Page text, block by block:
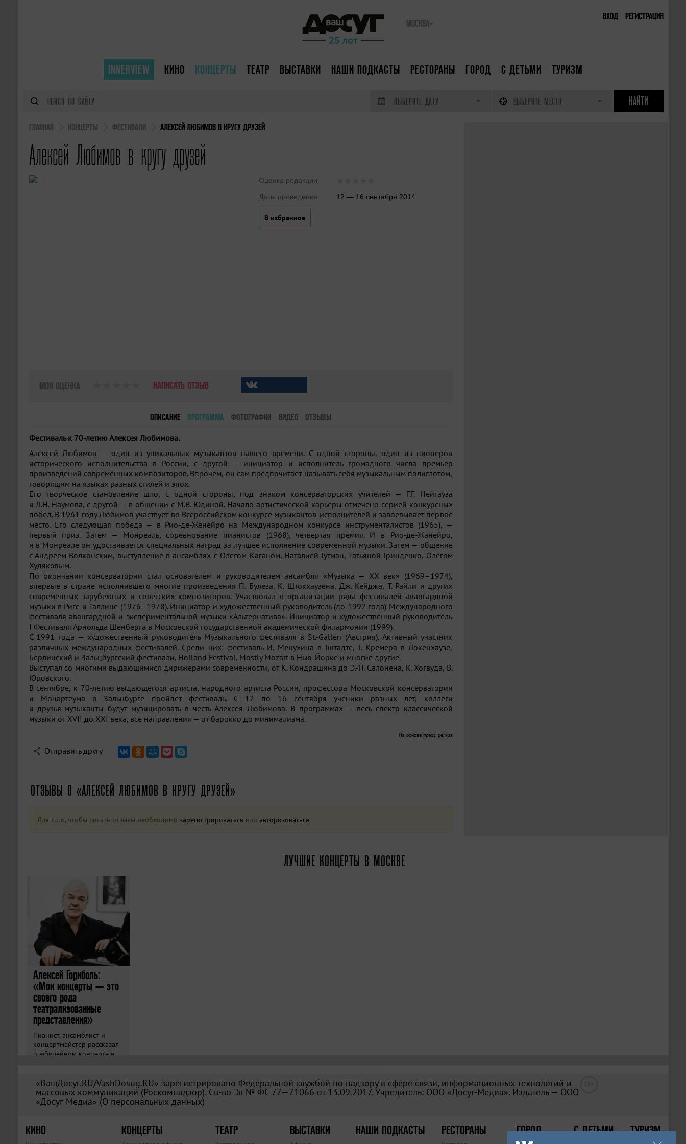
ВХОД РЕГИСТРАЦИЯ
МОСКВА
INNERVIEW КИНО КОНЦЕРТЫ ТЕАТР ВЫСТАВКИ НАШИ ПОДКАСТЫ РЕСТОРАНЫ ГОРОД С ДЕТЬМИ ТУРИЗМ
ВЫБЕРИТЕ ДАТУ ВЫБЕРИТЕ МЕСТО
ГЛАВНАЯ КОНЦЕРТЫ ФЕСТИВАЛИ АЛЕКСЕЙ ЛЮБИМОВ В КРУГУ ДРУЗЕЙ
Алексей Любимов в кругу друзей
Оценка редакции
Даты проведения
12 — 16 сентября 2014
В избранное
МОЯ ОЦЕНКА НАПИСАТЬ ОТЗЫВ
ОПИСАНИЕ ПРОГРАММА ФОТОГРАФИИ ВИДЕО ОТЗЫВЫ
Фестиваль к 70-летию Алексея Любимова.
Алексей Любимов — один из уникальных музыкантов нашего времени. С одной стороны, один из пионеров
исторического исполнительства в России, с другой — инициатор и исполнитель громадного числа премьер
произведений современных композиторов. Впрочем, он сам предпочитает называть себя музыкальным полиглотом,
говорящим на языках разных стилей и эпох.
Его творческое становление шло, с одной стороны, под знаком консерваторских учителей — Г.Г. Нейгауза
иЛ.Н. Наумова, с другой — в общении с М.В. Юдиной. Начало артистической карьеры отмечено серией конкурсных
побед. В 1961 году Любимов участвует во Всероссийском конкурсе музыкантов-исполнителей и завоевывает первое
место. Его следующая победа — в Рио-де-Женейро на Международном конкурсе инструменталистов (1965), —
первый приз. Затем — Монреаль, соревнование пианистов (1968), четвертая премия. И в Рио-де-Жанейро,
и в Монреале он удостаивается специальных наград за лучшее исполнение современной музыки. Затем — общение
с Андреем Волконским, выступление в ансамблях с Олегом Каганом, Наталией Гутман, Татьяной Гринденко, Олегом
Худяковым.
По окончании консерватории стал основателем и руководителем ансамбля «Музыка — ХХ век» (1969–1974),
впервые в стране исполнившего многие произведения П. Булеза, К. Штокхаузена, Дж. Кейджа, Т. Райли и других
современных зарубежных и советских композиторов. Участвовал в организации ряда фестивалей авангардной
музыки в Риге и Таллине (1976–1978). Инициатор и художественный руководитель (до 1992 года) Международного
фестиваля авангардной и экспериментальной музыки «Альтернатива». Инициатор и художественный руководитель
I Фестиваля Арнольда Шенберга в Московской государственной академической филармонии (1999).
С 1991 года — художественный руководитель Музыкального фестиваля в St.-Gallen (Австрия). Активный участник
различных международных фестивалей. Среди них: фестиваль И. Менухина в Гштадте, Г. Кремера в Локенхаузе,
Берлинский и Зальцбургский фестивали, Holland Festival, Mostly Mozart в Нью-Йорке и многие другие.
Выступал со многими выдающимися дирижерами современности, от К. Кондрашина до Э.-П. Салонена, К. Хогвуда, В.
Юровского.
В сентябре, к 70-летию выдающегося артиста, народного артиста России, профессора Московской консерватории
и Моцартеума в Зальцбурге пройдет фестиваль. С 12 по 16 сентября ученики разных лет, коллеги
идрузья-музыканты будут музицировать в честь Алексея Любимова. В программах — весь спектр классической
музыки от XVII до XXI века, все направления — от барокко до минимализма.
На основе пресс-релиза
Отправить другу
ОТЗЫВЫ О «АЛЕКСЕЙ ЛЮБИМОВ В КРУГУ ДРУЗЕЙ»
Для того, чтобы писать отзывы необходимо зарегистрироваться или авторизоваться.
ЛУЧШИЕ КОНЦЕРТЫ В МОСКВЕ
Алексей Гориболь:
«Мои концерты — это
своего рода
театрализованные
представления»
Пианист, ансамблист и
концертмейстер рассказал
о юбилейном концерте в
«ВашДосуг.RU/VashDosug.RU» зарегистрировано Федеральной службой по надзору в сфере связи, информационных технологий и
массовых коммуникаций (Роскомнадзор). Св-во Эл № ФС 77—71066 от 13.09.2017. Учредитель: ООО «Досуг-Медиа». Издатель — ООО
«Досуг-Медиа» (О персональных данных)
КИНО КОНЦЕРТЫ ТЕАТР ВЫСТАВКИ НАШИ ПОДКАСТЫ РЕСТОРАНЫ ГОРОД С ДЕТЬМИ ТУРИЗМ